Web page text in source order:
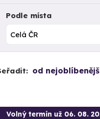
Podle místa
od
Volný termín už 06. 08.